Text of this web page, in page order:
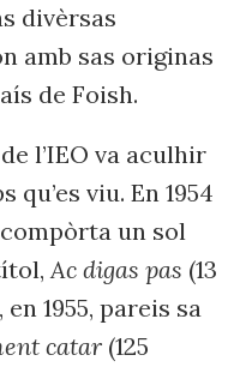
divèrsas
amb sas originas
de Foish.
de l’IEO va aculhir
qu’es viu. En 1954
un sol
Ac digas pas (13
1955, pareis sa
catar (125